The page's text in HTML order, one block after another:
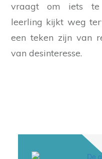
vraagt om iets te
leerling kijkt weg
een teken zijn van
van desinteresse.